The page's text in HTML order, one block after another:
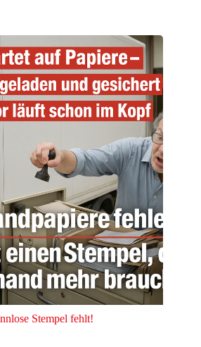
Stempel fehlt!